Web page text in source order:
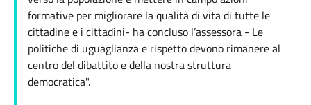
formative per migliorare la qualità di vita di tutte le
cittadine e i cittadini- ha concluso l’assessora - Le
politiche di uguaglianza e rispetto devono rimanere al
centro del dibattito e della nostra struttura
democratica".